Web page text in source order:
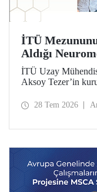
İTÜ
Aldığı
Prestijli
İTÜ Uzay
Aksoy Tezer’in
programı Y
28 Tem 2026